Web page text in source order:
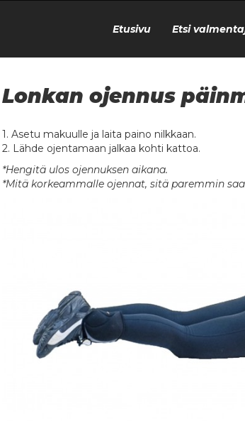
Etusivu Etsi
Lonkan ojennus
1. Asetu makuulle ja laita paino nilkkaan.
2. Lähde ojentamaan jalkaa kohti kattoa.
*Hengitä ulos ojennuksen aikana.
*Mitä korkeammalle ojennat, sitä paremmin